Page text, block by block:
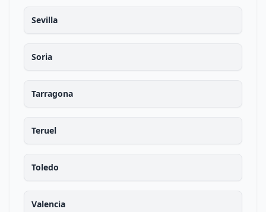
Sevilla
Soria
Tarragona
Teruel
Toledo
Valencia